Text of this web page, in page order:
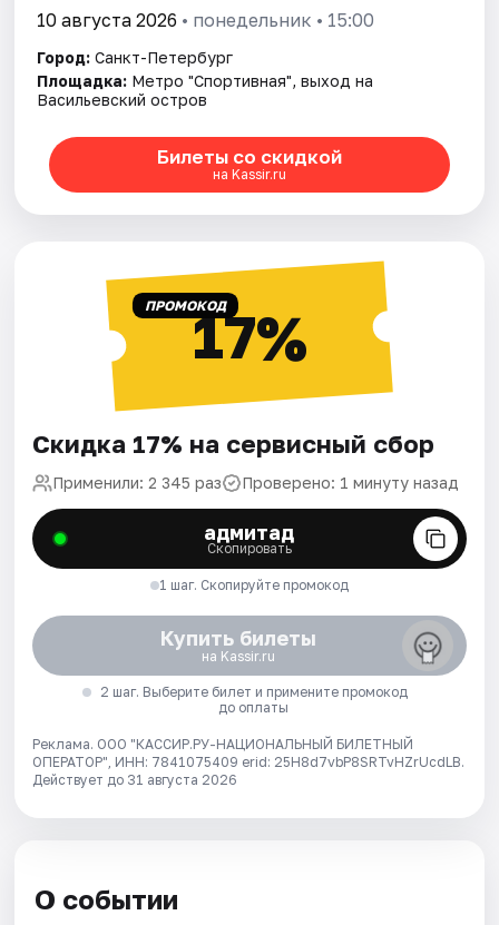
Рейтинги
10 августа 2026 • понедельник • 15:00
Город: Санкт-Петербург
Площадка: Метро "Спортивная", выход на
Васильевский остров
Билеты со скидкой
на Kassir.ru
ПРОМОКОД17%
Скидка 17% на сервисный сбор
Применили: 2 345 раз Проверено: 1 минуту назад
адмитад
Скопировать
1 шаг. Скопируйте промокод
Купить билеты
на Kassir.ru
2 шаг. Выберите билет и примените промокод
до оплаты
Реклама. ООО "КАССИР.РУ-НАЦИОНАЛЬНЫЙ БИЛЕТНЫЙ
ОПЕРАТОР", ИНН: 7841075409 erid: 25H8d7vbP8SRTvHZrUcdLB.
Действует до 31 августа 2026
О событии